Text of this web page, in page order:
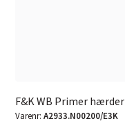
F&K WB Primer hærder
Varenr:A2933.N00200/E3K